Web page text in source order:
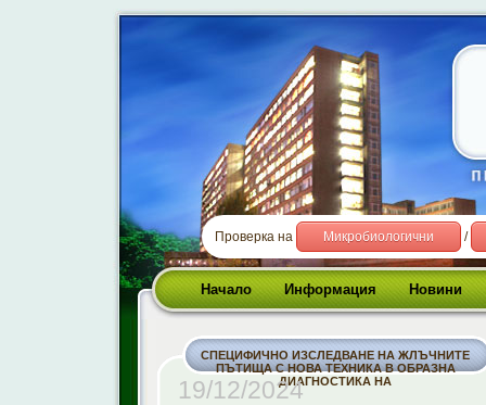
Проверка на Микробиологични /
Начало Информация Новини
СПЕЦИФИЧНО ИЗСЛЕДВАНЕ НА ЖЛЪЧНИТЕ
ПЪТИЩА С НОВА ТЕХНИКА В ОБРАЗНА
ДИАГНОСТИКА НА
19/12/2024